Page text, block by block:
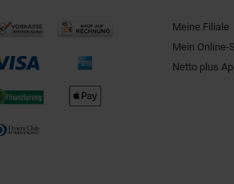
Meine Filiale
Mein Online-
Netto plus